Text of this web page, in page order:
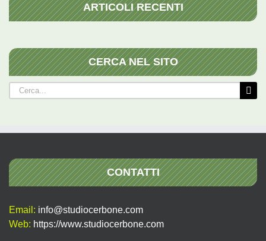
ARTICOLI RECENTI
CERCA NEL SITO
Cerca
per:
CONTATTI
Email: info@studiocerbone.com
Web: https://www.studiocerbone.com